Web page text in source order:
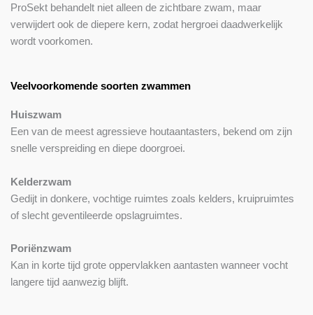
ProSekt behandelt niet alleen de zichtbare zwam, maar
verwijdert ook de diepere kern, zodat hergroei daadwerkelijk
wordt voorkomen.
Veelvoorkomende soorten zwammen
Huiszwam
Een van de meest agressieve houtaantasters, bekend om zijn
snelle verspreiding en diepe doorgroei.
Kelderzwam
Gedijt in donkere, vochtige ruimtes zoals kelders, kruipruimtes
of slecht geventileerde opslagruimtes.
Poriënzwam
Kan in korte tijd grote oppervlakken aantasten wanneer vocht
langere tijd aanwezig blijft.